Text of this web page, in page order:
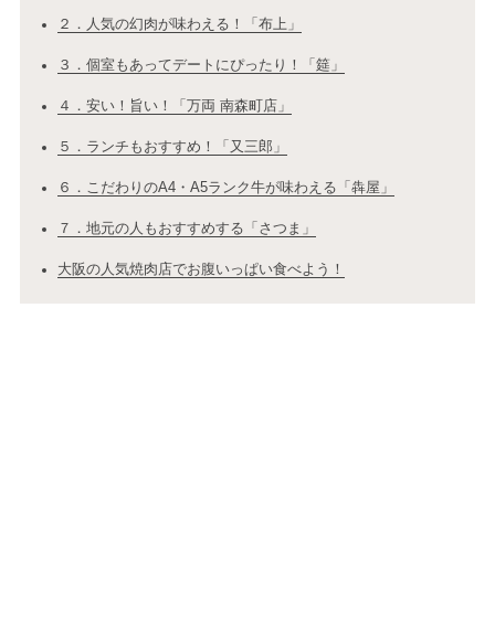
２．人気の幻肉が味わえる！「布上」
３．個室もあってデートにぴったり！「筵」
４．安い！旨い！「万両 南森町店」
５．ランチもおすすめ！「又三郎」
６．こだわりのA4・A5ランク牛が味わえる「犇屋」
７．地元の人もおすすめする「さつま」
大阪の人気焼肉店でお腹いっぱい食べよう！